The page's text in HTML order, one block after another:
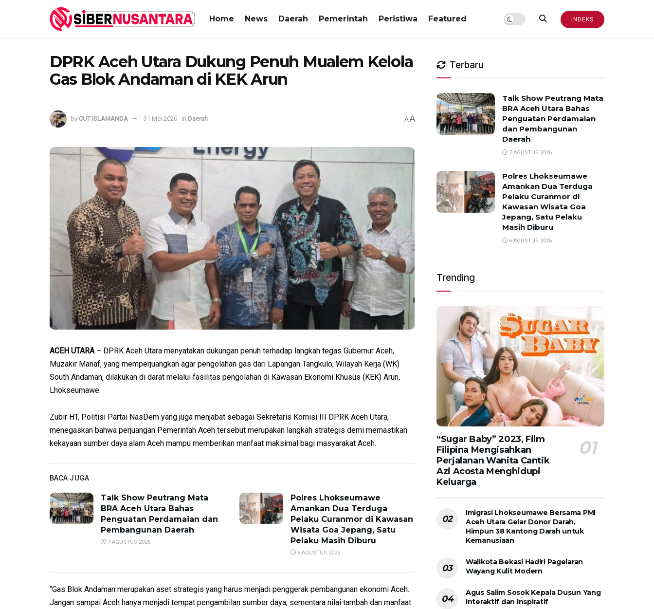
Home News Daerah Pemerintah Peristiwa Featured INDEKS
DPRK Aceh Utara Dukung Penuh Mualem Kelola
Gas Blok Andaman di KEK Arun
by CUT ISLAMANDA 31 Mei 2026 in Daerah AA
ACEH UTARA– DPRK Aceh Utara menyatakan dukungan penuh terhadap langkah tegas Gubernur Aceh,
Muzakir Manaf, yang memperjuangkan agar pengolahan gas dari Lapangan Tangkulo, Wilayah Kerja (WK)
South Andaman, dilakukan di darat melalui fasilitas pengolahan di Kawasan Ekonomi Khusus (KEK) Arun,
Lhokseumawe.
Zubir HT, Politisi Partai NasDem yang juga menjabat sebagai Sekretaris Komisi III DPRK Aceh Utara,
menegaskan bahwa perjuangan Pemerintah Aceh tersebut merupakan langkah strategis demi memastikan
kekayaan sumber daya alam Aceh mampu memberikan manfaat maksimal bagi masyarakat Aceh.
BACA JUGA
Talk Show Peutrang Mata
BRA Aceh Utara Bahas
Penguatan Perdamaian dan
Pembangunan Daerah
7 AGUSTUS 2026
Polres Lhokseumawe
Amankan Dua Terduga
Pelaku Curanmor di Kawasan
Wisata Goa Jepang, Satu
Pelaku Masih Diburu
6 AGUSTUS 2026
“Gas Blok Andaman merupakan aset strategis yang harus menjadi penggerak pembangunan ekonomi Aceh.
Jangan sampai Aceh hanya menjadi tempat pengambilan sumber daya, sementara nilai tambah dan manfaat
Terbaru
Talk Show Peutrang Mata
BRA Aceh Utara Bahas
Penguatan Perdamaian
dan Pembangunan
Daerah
7 AGUSTUS 2026
Polres Lhokseumawe
Amankan Dua Terduga
Pelaku Curanmor di
Kawasan Wisata Goa
Jepang, Satu Pelaku
Masih Diburu
6 AGUSTUS 2026
Trending
“Sugar Baby” 2023, Film
Filipina Mengisahkan
Perjalanan Wanita Cantik
Azi Acosta Menghidupi
Keluarga
Imigrasi Lhokseumawe Bersama PMI
Aceh Utara Gelar Donor Darah,
Himpun 38 Kantong Darah untuk
Kemanusiaan
Walikota Bekasi Hadiri Pagelaran
Wayang Kulit Modern
Agus Salim Sosok Kepala Dusun Yang
Interaktif dan Inspiratif